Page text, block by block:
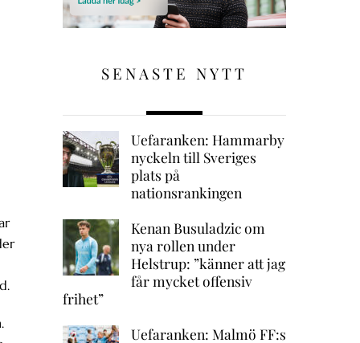
SENASTE NYTT
Uefaranken: Hammarby
nyckeln till Sveriges
plats på
nationsrankingen
Kenan Busuladzic om
nya rollen under
Helstrup: ”känner att jag
får mycket offensiv
frihet”
Uefaranken: Malmö FF:s